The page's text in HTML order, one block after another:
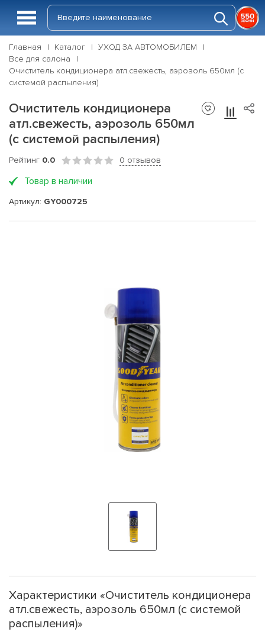
Главная Каталог
УХОД ЗА АВТОМОБИЛЕМ
Все для салона
Очиститель кондиционера атл.свежесть, аэрозоль 650мл (с
системой распыления)
Очиститель кондиционера
атл.свежесть, аэрозоль 650мл
(с системой распыления)
Рейтинг 0.0 0 отзывов
Товар в наличии
Артикул: GY000725
Характеристики «Очиститель кондиционера
атл.свежесть, аэрозоль 650мл (с системой
распыления)»